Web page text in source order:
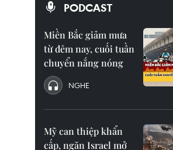
PODCAST
Miền Bắc giảm mưa
từ đêm nay, cuối tuần
chuyển nắng nóng
NGHE
Mỹ can thiệp khẩn
cấp, ngăn Israel mở